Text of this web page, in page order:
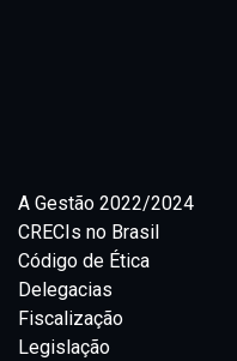
A Gestão 2022/2024
CRECIs no Brasil
Código de Ética
Delegacias
Fiscalização
Legislação